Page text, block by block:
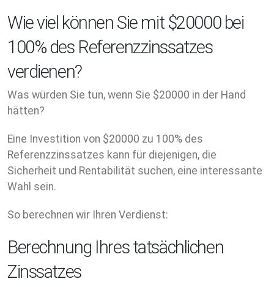
Wie viel können Sie mit $20000 bei
100% des Referenzzinssatzes
verdienen?
Was würden Sie tun, wenn Sie $20000 in der Hand
hätten?
Eine Investition von $20000 zu 100% des
Referenzzinssatzes kann für diejenigen, die
Sicherheit und Rentabilität suchen, eine interessante
Wahl sein.
So berechnen wir Ihren Verdienst:
Berechnung Ihres tatsächlichen
Zinssatzes